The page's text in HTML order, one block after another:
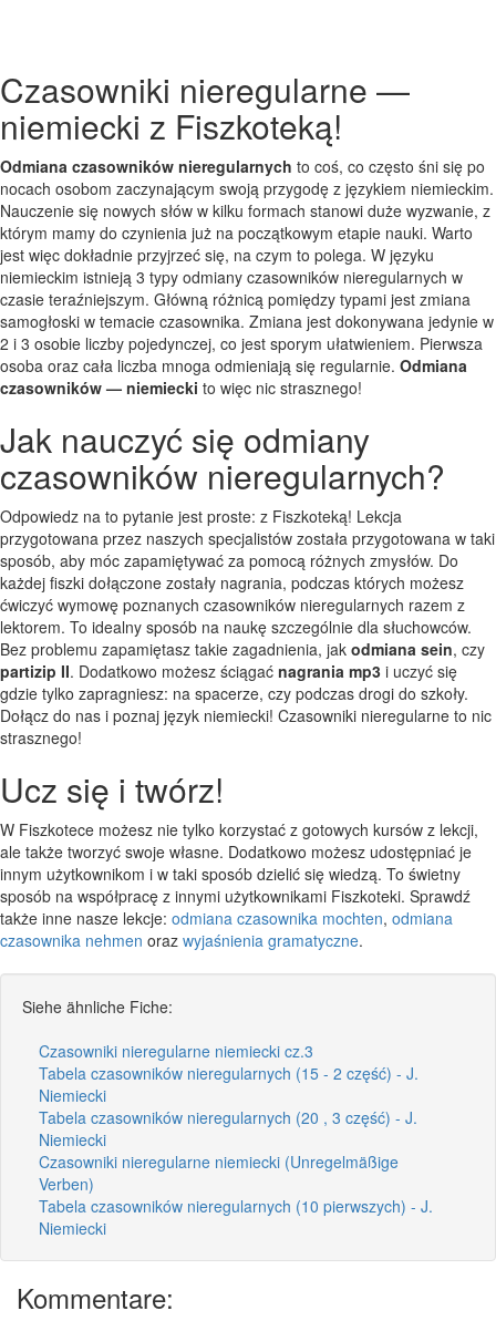
Czasowniki nieregularne —
niemiecki z Fiszkoteką!
Odmiana czasowników nieregularnych to coś, co często śni się po
nocach osobom zaczynającym swoją przygodę z językiem niemieckim.
Nauczenie się nowych słów w kilku formach stanowi duże wyzwanie, z
którym mamy do czynienia już na początkowym etapie nauki. Warto
jest więc dokładnie przyjrzeć się, na czym to polega. W języku
niemieckim istnieją 3 typy odmiany czasowników nieregularnych w
czasie teraźniejszym. Główną różnicą pomiędzy typami jest zmiana
samogłoski w temacie czasownika. Zmiana jest dokonywana jedynie w
2 i 3 osobie liczby pojedynczej, co jest sporym ułatwieniem. Pierwsza
osoba oraz cała liczba mnoga odmieniają się regularnie. Odmiana
czasowników — niemiecki to więc nic strasznego!
Jak nauczyć się odmiany
czasowników nieregularnych?
Odpowiedz na to pytanie jest proste: z Fiszkoteką! Lekcja
przygotowana przez naszych specjalistów została przygotowana w taki
sposób, aby móc zapamiętywać za pomocą różnych zmysłów. Do
każdej fiszki dołączone zostały nagrania, podczas których możesz
ćwiczyć wymowę poznanych czasowników nieregularnych razem z
lektorem. To idealny sposób na naukę szczególnie dla słuchowców.
Bez problemu zapamiętasz takie zagadnienia, jak odmiana sein, czy
partizip II. Dodatkowo możesz ściągać nagrania mp3 i uczyć się
gdzie tylko zapragniesz: na spacerze, czy podczas drogi do szkoły.
Dołącz do nas i poznaj język niemiecki! Czasowniki nieregularne to nic
strasznego!
Ucz się i twórz!
W Fiszkotece możesz nie tylko korzystać z gotowych kursów z lekcji,
ale także tworzyć swoje własne. Dodatkowo możesz udostępniać je
innym użytkownikom i w taki sposób dzielić się wiedzą. To świetny
sposób na współpracę z innymi użytkownikami Fiszkoteki. Sprawdź
także inne nasze lekcje: odmiana czasownika mochten, odmiana
czasownika nehmen oraz wyjaśnienia gramatyczne.
Siehe ähnliche Fiche:
Czasowniki nieregularne niemiecki cz.3
Tabela czasowników nieregularnych (15 - 2 część) - J.
Niemiecki
Tabela czasowników nieregularnych (20 , 3 część) - J.
Niemiecki
Czasowniki nieregularne niemiecki (Unregelmäßige
Verben)
Tabela czasowników nieregularnych (10 pierwszych) - J.
Niemiecki
Kommentare: